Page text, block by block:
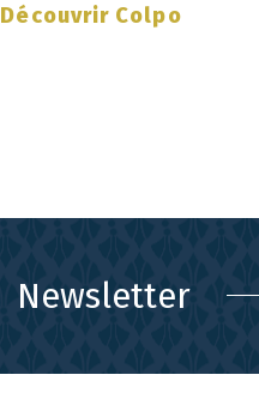
Découvrir Colpo
Newsletter